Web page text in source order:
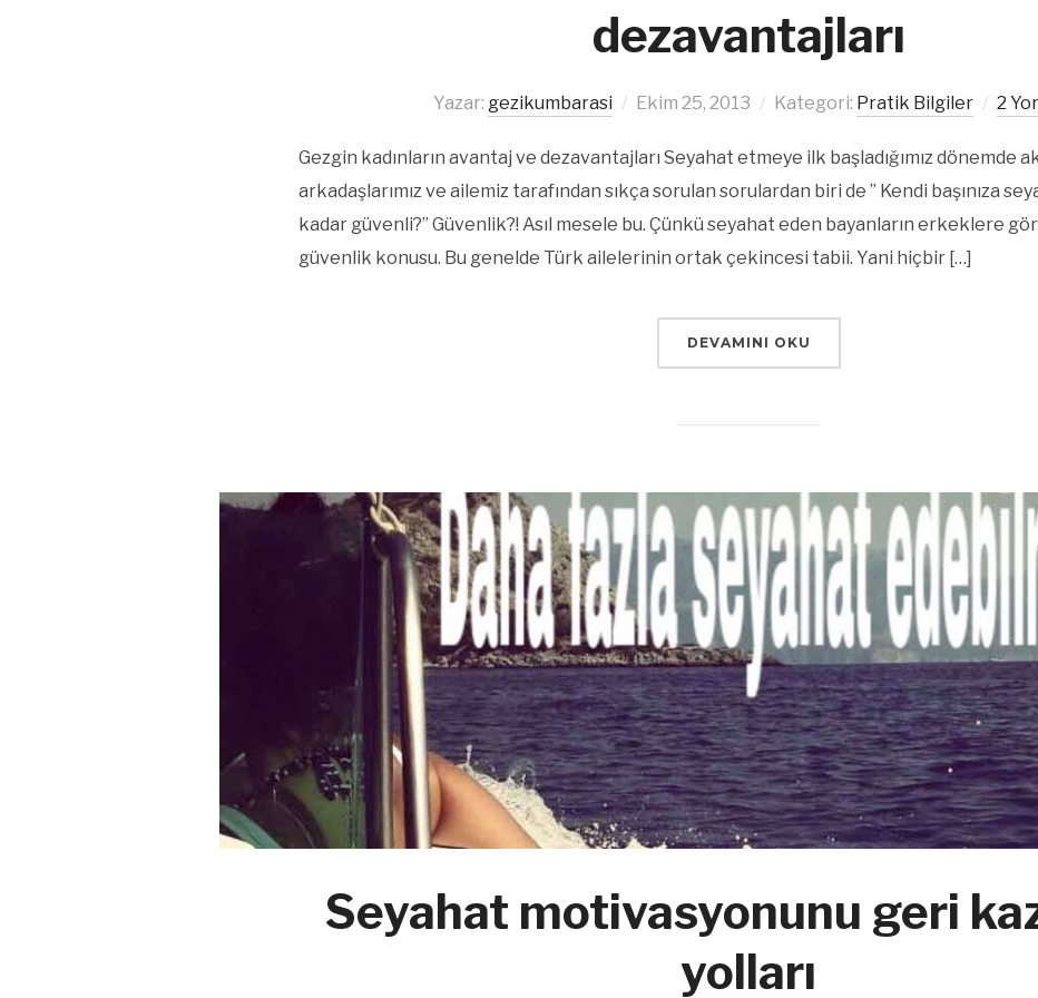
dezavantajları
Yazar: gezikumbarasi Ekim 25, 2013 Kategori: Pratik Bilgiler 2
Gezgin kadınların avantaj ve dezavantajları Seyahat etmeye ilk başladığımız dönemde
arkadaşlarımız ve ailemiz tarafından sıkça sorulan sorulardan biri de ” Kendi başınıza
kadar güvenli?” Güvenlik?! Asıl mesele bu. Çünkü seyahat eden bayanların erkeklere
güvenlik konusu. Bu genelde Türk ailelerinin ortak çekincesi tabii. Yani hiçbir […]
DEVAMINI OKU
Seyahat motivasyonunu geri
yolları